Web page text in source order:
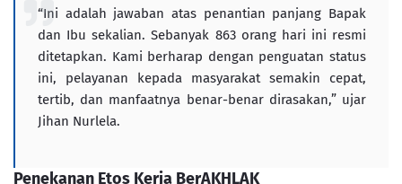
“Ini adalah jawaban atas penantian panjang Bapak
dan Ibu sekalian. Sebanyak 863 orang hari ini resmi
ditetapkan. Kami berharap dengan penguatan status
ini, pelayanan kepada masyarakat semakin cepat,
tertib, dan manfaatnya benar-benar dirasakan,” ujar
Jihan Nurlela.
Penekanan Etos Kerja BerAKHLAK